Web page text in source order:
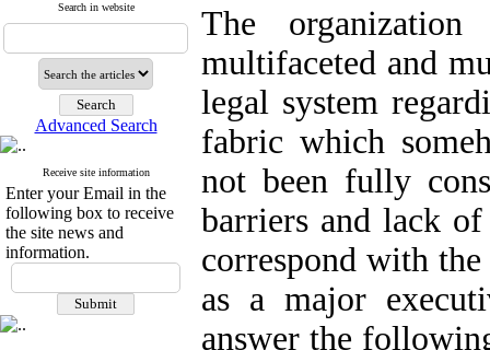
Search in website
Advanced Search
Receive site information
Enter your Email in the
following box to receive
the site news and
information.
The
multifaceted and
legal system
fabric which
not been fully
barriers and lack of
correspond with
as a major
answer the